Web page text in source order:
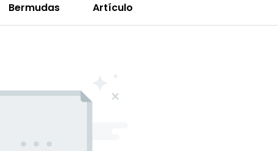
Bermudas Artículo